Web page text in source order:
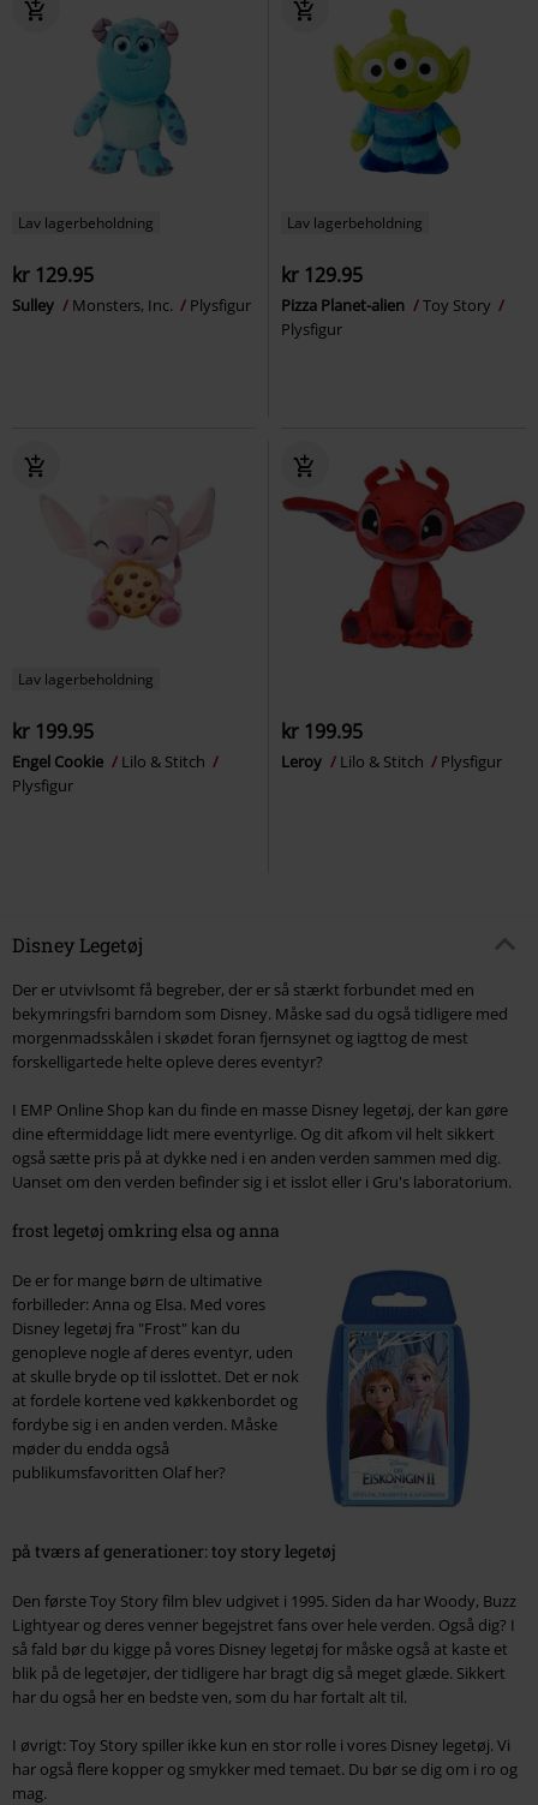
Lav lagerbeholdning
kr 129.95
Sulley Monsters, Inc. Plysfigur
Lav lagerbeholdning
kr 129.95
Pizza Planet-alien
Toy Story
Plysfigur
Lav lagerbeholdning
kr 199.95
Engel Cookie
Lilo & Stitch
Plysfigur
kr 199.95
Leroy Lilo & Stitch Plysfigur
Disney Legetøj
Der er utvivlsomt få begreber, der er så stærkt forbundet med en
bekymringsfri barndom som Disney. Måske sad du også tidligere med
morgenmadsskålen i skødet foran fjernsynet og iagttog de mest
forskelligartede helte opleve deres eventyr?
I EMP Online Shop kan du finde en masse Disney legetøj, der kan gøre
dine eftermiddage lidt mere eventyrlige. Og dit afkom vil helt sikkert
også sætte pris på at dykke ned i en anden verden sammen med dig.
Uanset om den verden befinder sig i et isslot eller i Gru's laboratorium.
frost legetøj omkring elsa og anna
De er for mange børn de ultimative
forbilleder: Anna og Elsa. Med vores
Disney legetøj fra "Frost" kan du
genopleve nogle af deres eventyr, uden
at skulle bryde op til isslottet. Det er nok
at fordele kortene ved køkkenbordet og
fordybe sig i en anden verden. Måske
møder du endda også
publikumsfavoritten Olaf her?
på tværs af generationer: toy story legetøj
Den første Toy Story film blev udgivet i 1995. Siden da har Woody, Buzz
Lightyear og deres venner begejstret fans over hele verden. Også dig? I
så fald bør du kigge på vores Disney legetøj for måske også at kaste et
blik på de legetøjer, der tidligere har bragt dig så meget glæde. Sikkert
har du også her en bedste ven, som du har fortalt alt til.
I øvrigt: Toy Story spiller ikke kun en stor rolle i vores Disney legetøj. Vi
har også flere kopper og smykker med temaet. Du bør se dig om i ro og
mag.